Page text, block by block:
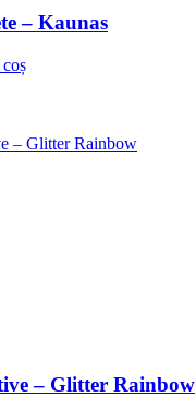
– Kaunas
– Glitter Rainbow